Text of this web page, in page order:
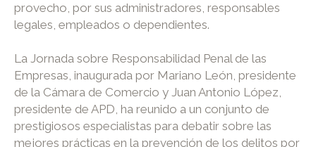
provecho, por sus administradores, responsables
legales, empleados o dependientes.
La Jornada sobre Responsabilidad Penal de las
Empresas, inaugurada por Mariano León, presidente
de la Cámara de Comercio y Juan Antonio López,
presidente de APD, ha reunido a un conjunto de
prestigiosos especialistas para debatir sobre las
mejores prácticas en la prevención de los delitos por